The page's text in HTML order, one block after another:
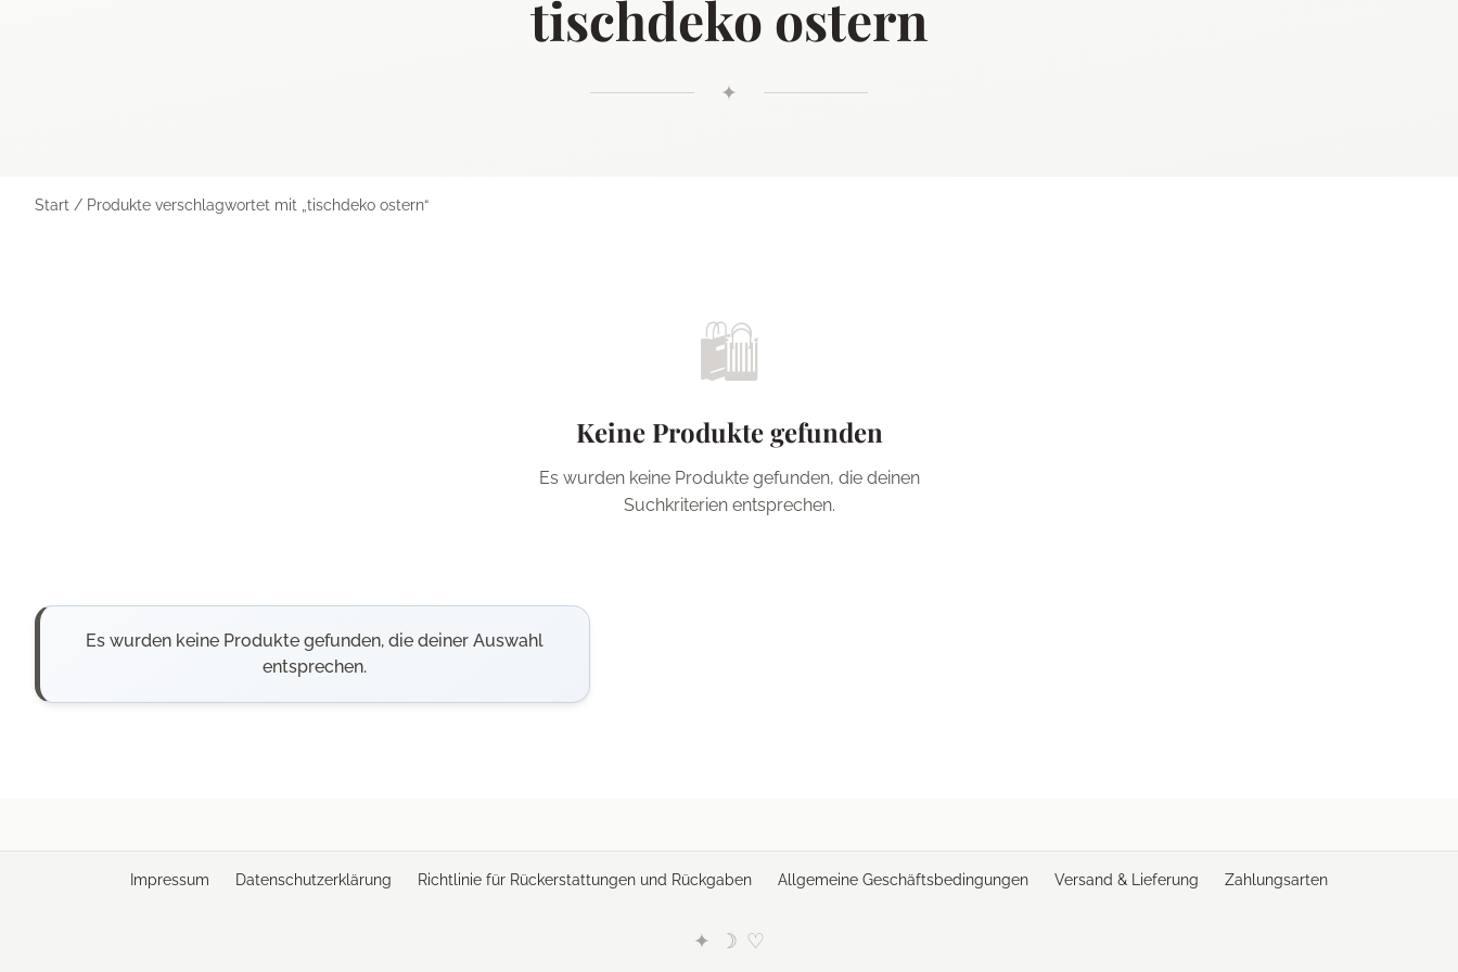
tischdeko ostern
✦
Start / Produkte verschlagwortet mit „tischdeko ostern“
🛍️
Keine Produkte gefunden
Es wurden keine Produkte gefunden, die deinen
Suchkriterien entsprechen.
Es wurden keine Produkte gefunden, die deiner Auswahl
entsprechen.
Impressum Datenschutzerklärung Richtlinie für Rückerstattungen und Rückgaben Allgemeine Geschäftsbedingungen Versand & Lieferung Zahlungsarten
✦ ☽ ♡